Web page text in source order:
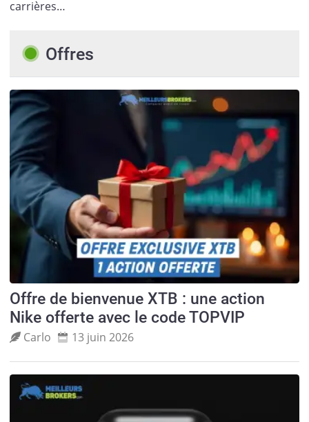
carrières…
Offres
Offre de bienvenue XTB : une action
Nike offerte avec le code TOPVIP
Carlo 13 juin 2026